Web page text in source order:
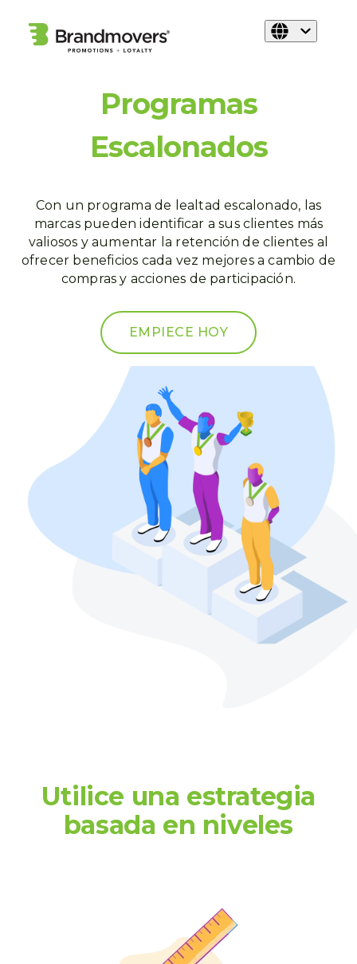
Programas
Escalonados
Con un programa de lealtad escalonado, las
marcas pueden identificar a sus clientes más
valiosos y aumentar la retención de clientes al
ofrecer beneficios cada vez mejores a cambio de
compras y acciones de participación.
EMPIECE HOY
Utilice una estrategia
basada en niveles